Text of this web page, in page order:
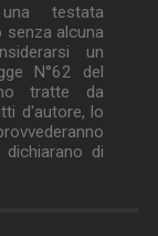
senza alcuna
un
N°62 del
tratte da
d'autore, lo
di
lasciati nei